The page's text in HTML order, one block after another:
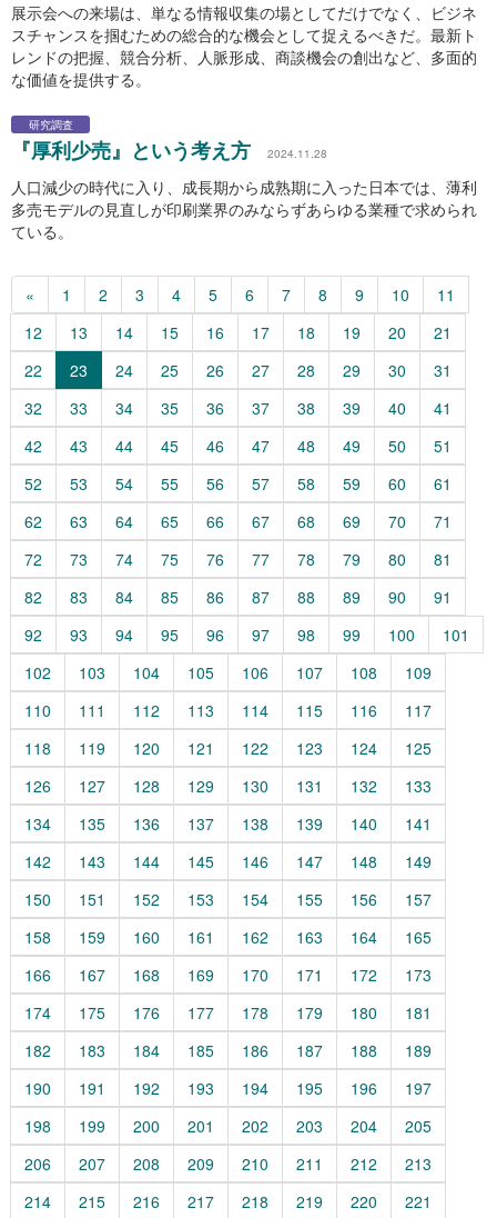
展示会への来場は、単なる情報収集の場としてだけでなく、ビジネ
スチャンスを掴むための総合的な機会として捉えるべきだ。最新ト
レンドの把握、競合分析、人脈形成、商談機会の創出など、多面的
な価値を提供する。
研究調査
『厚利少売』という考え方 2024.11.28
人口減少の時代に入り、成長期から成熟期に入った日本では、薄利
多売モデルの見直しが印刷業界のみならずあらゆる業種で求められ
ている。
« 1 2 3 4 5 6 7 8 9 10
11
12
13 14 15 16 17 18 19 20
21
22
23 24 25 26 27 28 29 30
31
32
33 34 35 36 37 38 39 40
41
42
43 44 45 46 47 48 49 50
51
52
53 54 55 56 57 58 59 60
61
62
63 64 65 66 67 68 69 70
71
72
73 74 75 76 77 78 79 80
81
82
83 84 85 86 87 88 89 90
91
92
93 94 95 96 97 98 99 100
101
102
103 104 105 106 107 108
109
110
111 112 113 114 115 116
117
118
119 120 121 122 123 124
125
126
127 128 129 130 131 132
133
134
135 136 137 138 139 140
141
142
143 144 145 146 147 148
149
150
151 152 153 154 155 156
157
158
159 160 161 162 163 164
165
166
167 168 169 170 171 172
173
174
175 176 177 178 179 180
181
182
183 184 185 186 187 188
189
190
191 192 193 194 195 196
197
198
199 200 201 202 203 204
205
206
207 208 209 210 211 212
213
214
215 216 217 218 219 220 221